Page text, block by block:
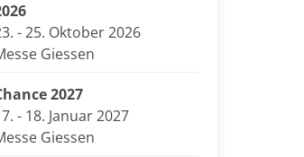
- 25. Oktober 2026
Giessen
2027
- 18. Januar 2027
Giessen